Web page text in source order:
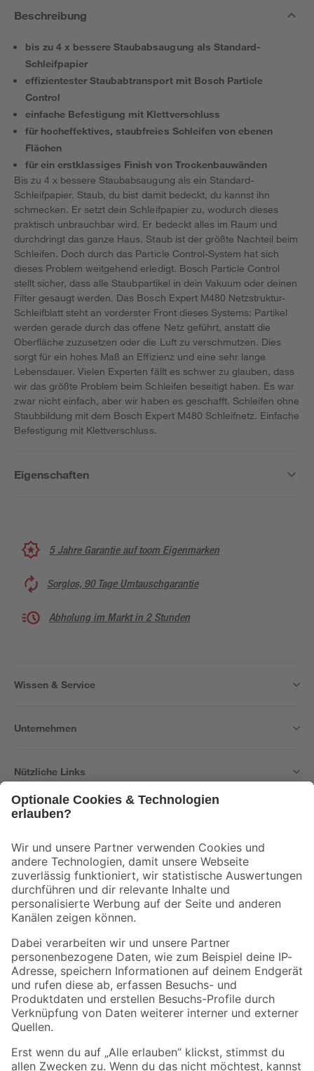
Beschreibung
bis zu 4 x bessere Staubabsaugung als Standard-
Schleifpapier
effizientester Staubabtransport mit Bosch Particle
Control
einfache Befestigung mit Klettverschluss
für hocheffektives, staubfreies Schleifen von ebenen
Flächen
für ein erstklassiges Finish von Trockenbauwänden
Bis zu 4 x bessere Staubabsaugung als ein Standard-
Schleifpapier. Staub, du bist damit bedeckt, du kannst ihn
schmecken. Er setzt dein Schleifpapier zu, wodurch dieses
praktisch unbrauchbar wird. Er bedeckt alles im Raum und
durchdringt das ganze Haus. Staub ist der größte Nachteil beim
Schleifen. Doch durch das Particle Control-System hat sich
dieses Problem weitgehend erledigt. Bosch Particle Control
stellt sicher, dass alle Staubpartikel in dein Vakuum oder deinen
Filter gesaugt werden. Das Bosch Expert M480 Netzstruktur-
Schleifblatt steht an vorderster Front dieses Systems: Partikel
werden gerade durch das offene Netz geführt, anstatt die
Oberfläche zuzusetzen oder die Luft zu verschmutzen. Dies
sorgt für ein hohes Maß an Effizienz und eine sehr lange
Lebensdauer. Vielen Experten fällt es schwer zu glauben, dass
wir das größte Problem beim Schleifen beseitigt haben. Es war
zwar nicht einfach, aber wir haben es geschafft. Schleifen ohne
Staubbildung mit dem Bosch Expert M480 Schleifnetz. Einfache
Befestigung mit Klettverschluss.
Eigenschaften
5 Jahre Garantie auf toom Eigenmarken
Sorglos, 90 Tage Umtauschgarantie
Abholung im Markt in 2 Stunden
Wissen & Service
Unternehmen
Nützliche Links
Der toom Newsletter: Keine Angebote und Aktionen mehr verpassen!
Zur Newsletter Anmeldung
Folge uns
Zahlungsarten Versandarten
Sicher einkaufen